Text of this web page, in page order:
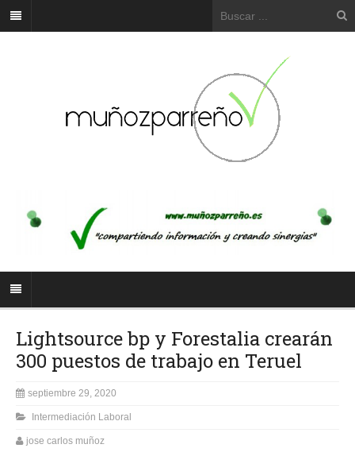
Lightsource bp y Forestalia crearán
300 puestos de trabajo en Teruel
septiembre 29, 2020
Intermediación Laboral
jose carlos muñoz